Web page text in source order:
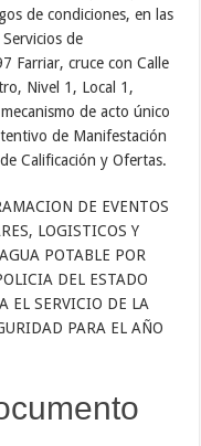
de condiciones, en las
de
Farriar, cruce con Calle
Nivel 1, Local 1,
de acto único
de Manifestación
Calificación y Ofertas.
DE EVENTOS
LOGISTICOS Y
POTABLE POR
DEL ESTADO
EL SERVICIO DE LA
PARA EL AÑO